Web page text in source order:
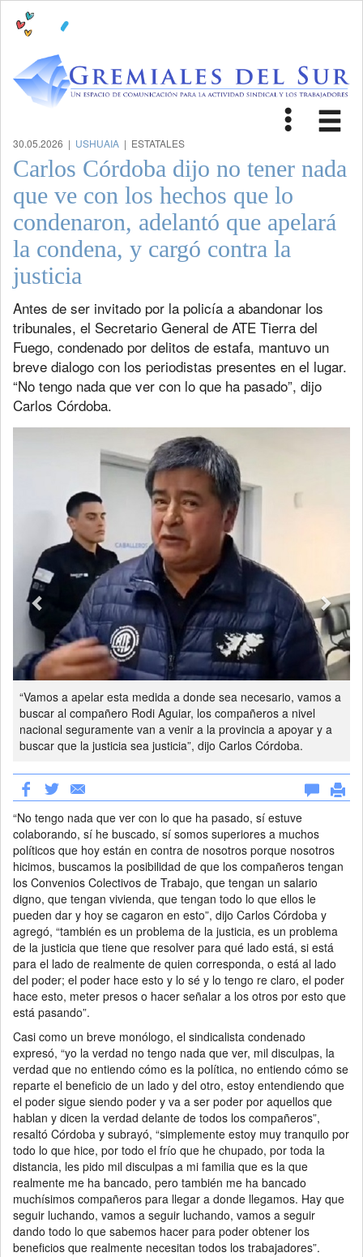
Toggle
30.05.2026 | USHUAIA | ESTATALES
Carlos Córdoba dijo no tener nada
que ve con los hechos que lo
condenaron, adelantó que apelará
la condena, y cargó contra la
justicia
Antes de ser invitado por la policía a abandonar los
tribunales, el Secretario General de ATE Tierra del
Fuego, condenado por delitos de estafa, mantuvo un
breve dialogo con los periodistas presentes en el lugar.
“No tengo nada que ver con lo que ha pasado”, dijo
Carlos Córdoba.
“Vamos a apelar esta medida a donde sea necesario, vamos a
buscar al compañero Rodi Aguiar, los compañeros a nivel
nacional seguramente van a venir a la provincia a apoyar y a
buscar que la justicia sea justicia”, dijo Carlos Córdoba.
“No tengo nada que ver con lo que ha pasado, sí estuve
colaborando, sí he buscado, sí somos superiores a muchos
políticos que hoy están en contra de nosotros porque nosotros
hicimos, buscamos la posibilidad de que los compañeros tengan
los Convenios Colectivos de Trabajo, que tengan un salario
digno, que tengan vivienda, que tengan todo lo que ellos le
pueden dar y hoy se cagaron en esto”, dijo Carlos Córdoba y
agregó, “también es un problema de la justicia, es un problema
de la justicia que tiene que resolver para qué lado está, si está
para el lado de realmente de quien corresponda, o está al lado
del poder; el poder hace esto y lo sé y lo tengo re claro, el poder
hace esto, meter presos o hacer señalar a los otros por esto que
está pasando”.
Casi como un breve monólogo, el sindicalista condenado
expresó, “yo la verdad no tengo nada que ver, mil disculpas, la
verdad que no entiendo cómo es la política, no entiendo cómo se
reparte el beneficio de un lado y del otro, estoy entendiendo que
el poder sigue siendo poder y va a ser poder por aquellos que
hablan y dicen la verdad delante de todos los compañeros”,
resaltó Córdoba y subrayó, “simplemente estoy muy tranquilo por
todo lo que hice, por todo el frío que he chupado, por toda la
distancia, les pido mil disculpas a mi familia que es la que
realmente me ha bancado, pero también me ha bancado
muchísimos compañeros para llegar a donde llegamos. Hay que
seguir luchando, vamos a seguir luchando, vamos a seguir
dando todo lo que sabemos hacer para poder obtener los
beneficios que realmente necesitan todos los trabajadores”.